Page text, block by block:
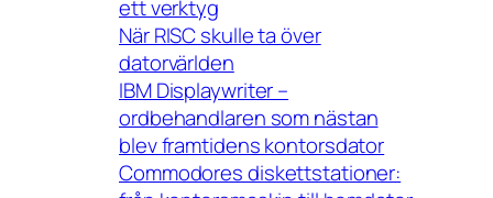
ett verktyg
När RISC skulle ta över
datorvärlden
IBM Displaywriter –
ordbehandlaren som nästan
blev framtidens kontorsdator
Commodores diskettstationer: